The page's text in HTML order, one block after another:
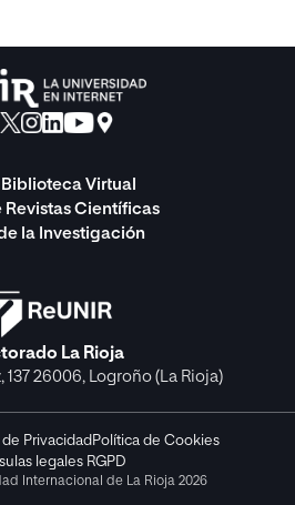
Biblioteca Virtual
Revistas Científicas
la Investigación
La Rioja
137 26006, Logroño (La Rioja)
de Privacidad Política de Cookies
legales RGPD
Internacional de La Rioja 2026